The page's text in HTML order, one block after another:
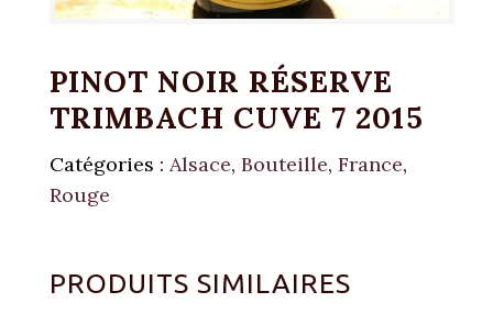
PINOT NOIR RÉSERVE
TRIMBACH CUVE 7 2015
Catégories : Alsace, Bouteille, France,
Rouge
PRODUITS SIMILAIRES